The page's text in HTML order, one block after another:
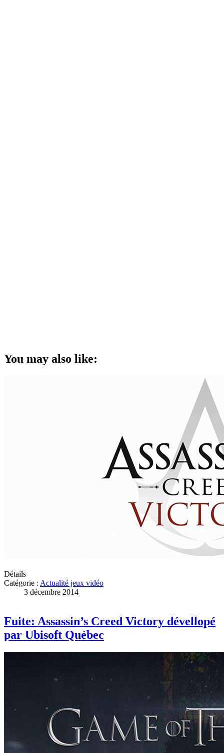
You may also like:
Détails
Catégorie : Actualité jeux vidéo
3 décembre 2014
Fuite: Assassin’s Creed Victory dévellopé
par Ubisoft Québec